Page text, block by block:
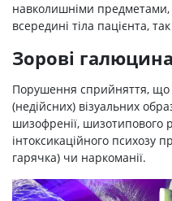
навколишніми
всередині тіла пацієнта,
Зорові
Порушення сприйняття, що
(недійсних) візуальних
шизофренії, шизотипового
інтоксикаційного психозу
гарячка) чи наркоманії.